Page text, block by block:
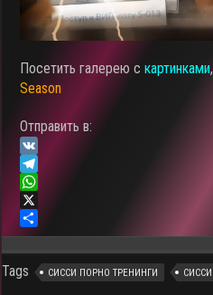
Посетить галерею скартинками
Season
Отправить в:
V
K
T
e
l
e
g
r
W
h
a
t
s
X
О
т
п
Tags СИССИ ПОРНО ТРЕНИНГИ